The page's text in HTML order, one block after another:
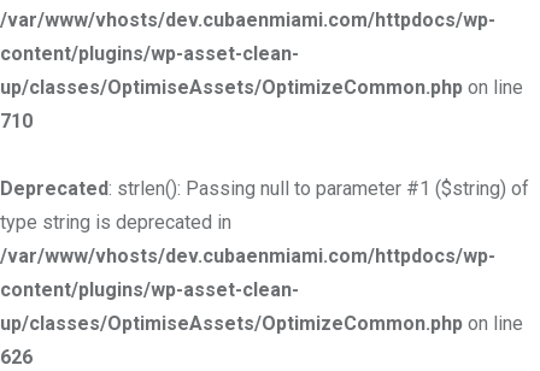
/var/www/vhosts/dev.cubaenmiami.com/httpdocs/wp-
content/plugins/wp-asset-clean-
up/classes/OptimiseAssets/OptimizeCommon.php on line
710
Deprecated: strlen(): Passing null to parameter #1 ($string) of
type string is deprecated in
/var/www/vhosts/dev.cubaenmiami.com/httpdocs/wp-
content/plugins/wp-asset-clean-
up/classes/OptimiseAssets/OptimizeCommon.php on line
626